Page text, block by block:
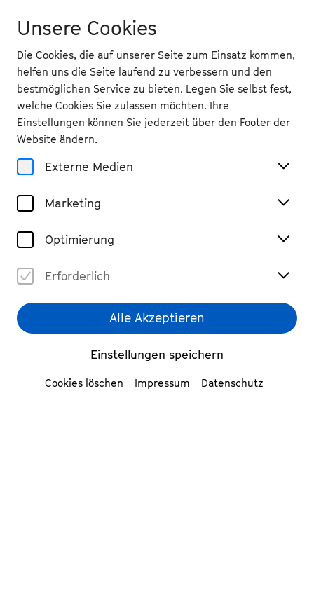
Unsere Cookies
Die Cookies, die auf unserer Seite zum Einsatz kommen,
helfen uns die Seite laufend zu verbessern und den
bestmöglichen Service zu bieten. Legen Sie selbst fest,
welche Cookies Sie zulassen möchten. Ihre
Einstellungen können Sie jederzeit über den Footer der
Website ändern.
Externe Medien
Marketing
Optimierung
Erforderlich
Alle Akzeptieren
Einstellungen speichern
Cookies löschen Impressum Datenschutz
Digitales
Programmheft
So 31.8.
11 Uhr , Oper Bonn
Fabian Müller:
Beethovensonaten I